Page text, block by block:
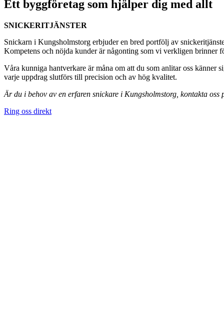
Ett byggföretag som hjälper dig med allt
SNICKERITJÄNSTER
Snickarn i Kungsholmstorg erbjuder en bred portfölj av
Kompetens och nöjda kunder är någonting som vi verkligen brinner
Våra kunniga hantverkare är måna om att du som anlitar oss känner
varje uppdrag slutförs till precision och av hög kvalitet.
Är du i behov av en erfaren snickare i Kungsholmstorg, kontakta
Ring oss direkt